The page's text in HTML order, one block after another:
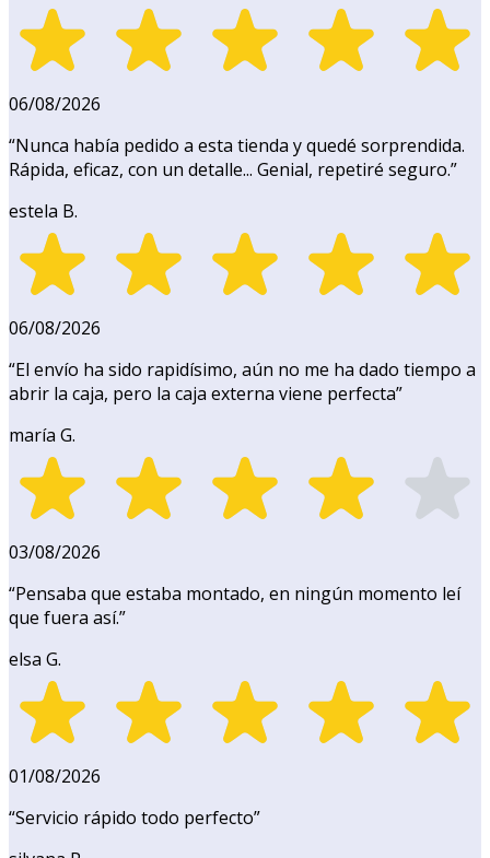
06/08/2026
“Nunca había pedido a esta tienda y quedé sorprendida.
Rápida, eficaz, con un detalle... Genial, repetiré seguro.”
estela B.
06/08/2026
“El envío ha sido rapidísimo, aún no me ha dado tiempo a
abrir la caja, pero la caja externa viene perfecta”
maría G.
03/08/2026
“Pensaba que estaba montado, en ningún momento leí
que fuera así.”
elsa G.
01/08/2026
“Servicio rápido todo perfecto”